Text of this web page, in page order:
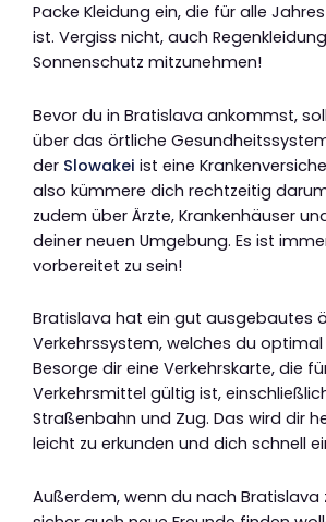
Packe Kleidung ein, die für alle
ist. Vergiss nicht, auch
Sonnenschutz mitzunehmen!
Bevor du in Bratislava ankommst,
über das örtliche
der Slowakei ist eine
also kümmere dich rechtzeitig
zudem über Ärzte, Krankenhäuser
deiner neuen Umgebung. Es ist
vorbereitet zu sein!
Bratislava hat ein gut ausgebautes
Verkehrssystem, welches du
Besorge dir eine Verkehrskarte, die
Verkehrsmittel gültig ist,
Straßenbahn und Zug. Das wird dir
leicht zu erkunden und dich schnell
Außerdem, wenn du nach Bratislava